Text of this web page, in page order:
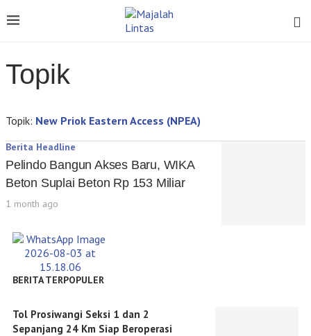
Topik
Topik: New Priok Eastern Access (NPEA)
Berita Headline
Pelindo Bangun Akses Baru, WIKA
Beton Suplai Beton Rp 153 Miliar
1 month ago
BERITA TERPOPULER
Tol Prosiwangi Seksi 1 dan 2
Sepanjang 24 Km Siap Beroperasi